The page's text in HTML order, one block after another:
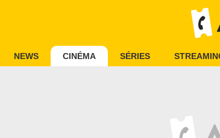
NEWS CINÉMA SÉRIES